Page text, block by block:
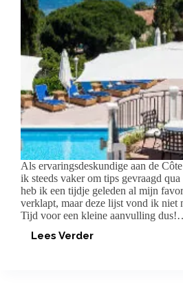
Als ervaringsdeskundige aan de
ik steeds vaker om tips gevraagd qua
heb ik een tijdje geleden al mijn
verklapt, maar deze lijst vond ik niet
Tijd voor een kleine aanvulling
Lees Verder
WHERE